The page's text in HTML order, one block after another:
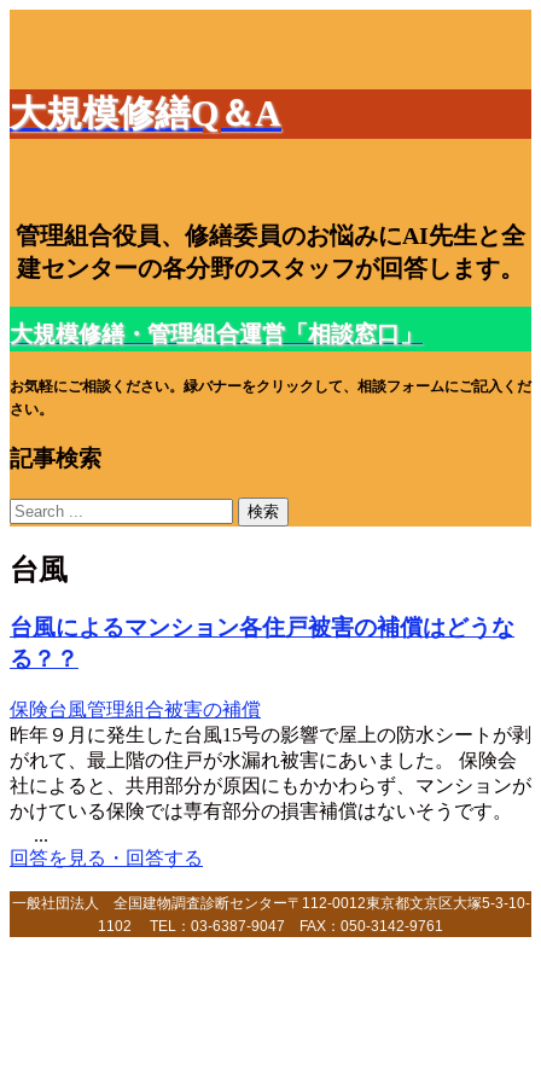
大規模修繕Q＆A
管理組合役員、修繕委員のお悩みにAI先生と全
建センターの各分野のスタッフが回答します。
大規模修繕・管理組合運営「相談窓口」
お気軽にご相談ください。緑バナーをクリックして、相談フォームにご記入くだ
さい。
記事検索
台風
台風によるマンション各住戸被害の補償はどうな
る？？
保険台風管理組合被害の補償
昨年９月に発生した台風15号の影響で屋上の防水シートが剥
がれて、最上階の住戸が水漏れ被害にあいました。 保険会
社によると、共用部分が原因にもかかわらず、マンションが
かけている保険では専有部分の損害補償はないそうです。
...
回答を見る・回答する
一般社団法人 全国建物調査診断センター〒112-0012東京都文京区大塚5-3-10-
1102 TEL：03-6387-9047 FAX：050-3142-9761